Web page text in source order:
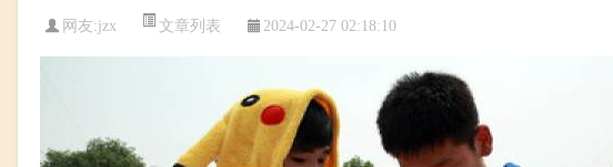
网友:jzx 文章列表 2024-02-27 02:18:10